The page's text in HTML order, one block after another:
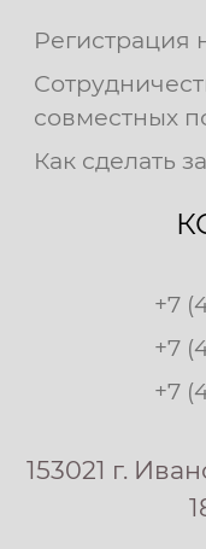
Регистрация
совместных
Как сделать
+7
+7
+7
153021 г.